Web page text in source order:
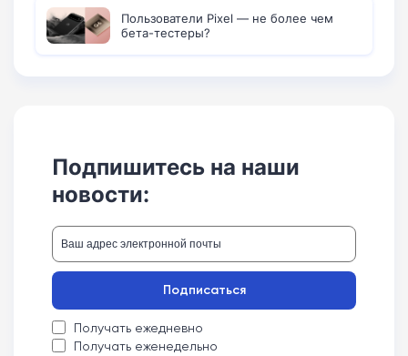
Пользователи Pixel — не более чем
бета-тестеры?
Подпишитесь на наши
новости:
Получать ежедневно
Получать еженедельно
Подписаться